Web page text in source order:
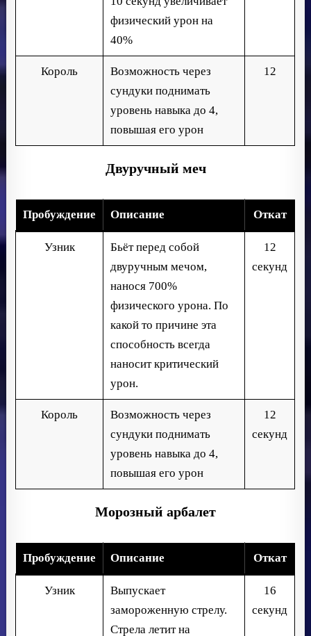
физический урон на
40%
Король
Возможность через
сундуки поднимать
уровень навыка до 4,
повышая его урон
12
Двуручный меч
Пробуждение Описание Откат
Узник
Бьёт перед собой
двуручным мечом,
нанося 700%
физического урона. По
какой то причине эта
способность всегда
наносит критический
урон.
12
секунд
Король
Возможность через
сундуки поднимать
уровень навыка до 4,
повышая его урон
12
секунд
Морозный арбалет
Пробуждение Описание Откат
Узник
Выпускает
замороженную стрелу.
Стрела летит на
16
секунд